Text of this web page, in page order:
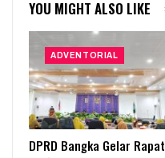
YOU MIGHT ALSO LIKE
ADVENTORIAL
DPRD Bangka Gelar Rapat